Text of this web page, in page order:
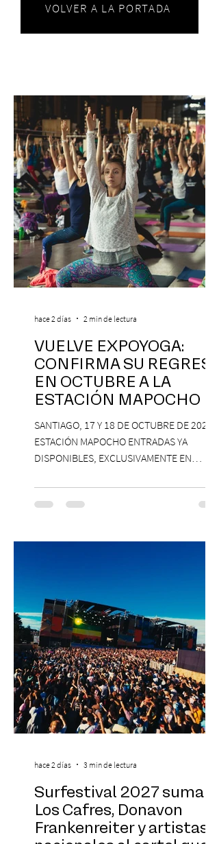
VOLVER A LA PORTADA
VUELVE EXPOYOGA:
CONFIRMA SU REGRESO
EN OCTUBRE A LA
ESTACIÓN MAPOCHO
SANTIAGO, 17 Y 18 DE OCTUBRE DE 2026,
ESTACIÓN MAPOCHO ENTRADAS YA
DISPONIBLES, EXCLUSIVAMENTE EN
con una edición renovada que reunirá
yoga, bienestar y vida consciente, con la
Antonella Orsini, Yoga Woman y más
Centro Cultural Estación Mapocho, espacio
que albergará durante dos jornadas una
pro
hace 2 días 2 min de lectura
Surfestival 2027 suma a
Los Cafres, Donavon
Frankenreiter y artistas
hace 2 días 3 min de lectura